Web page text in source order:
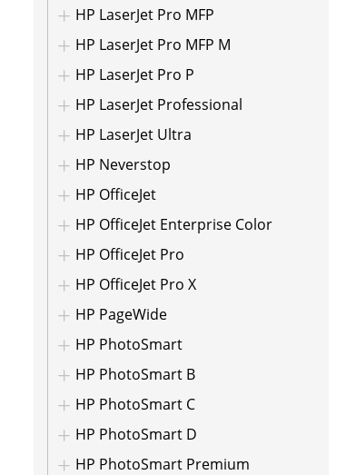
HP LaserJet Pro MFP
HP LaserJet Pro MFP M
HP LaserJet Pro P
HP LaserJet Professional
HP LaserJet Ultra
HP Neverstop
HP OfficeJet
HP OfficeJet Enterprise Color
HP OfficeJet Pro
HP OfficeJet Pro X
HP PageWide
HP PhotoSmart
HP PhotoSmart B
HP PhotoSmart C
HP PhotoSmart D
HP PhotoSmart Premium